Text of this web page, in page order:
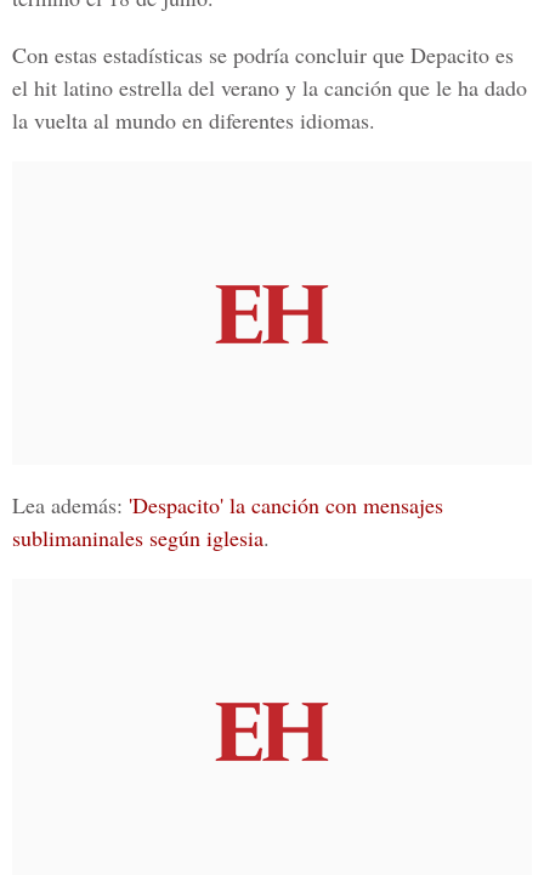
Con estas estadísticas se podría concluir que Depacito es
el hit latino estrella del verano y la canción que le ha dado
la vuelta al mundo en diferentes idiomas.
Lea además: 'Despacito' la canción con mensajes
sublimaninales según iglesia.